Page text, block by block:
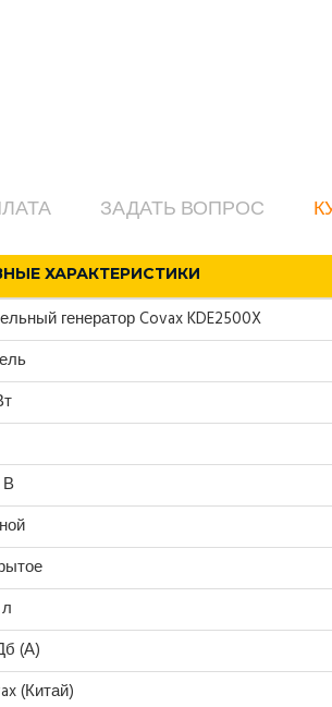
ЗАДАТЬ ВОПРОС
ХАРАКТЕРИСТИКИ
генератор Covax KDE2500X
В
(А)
(Китай)